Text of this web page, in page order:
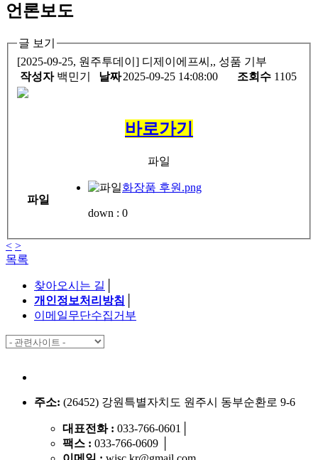
언론보도
글 보기
[2025-09-25, 원주투데이] 디제이에프씨,, 성품 기부
작성자 백민기 날짜 2025-09-25 14:08:00 조회수 1105
바로가기
파일
파일
화장품 후원.png
down : 0
< >
목록
찾아오시는 길
개인정보처리방침
이메일무단수집거부
주소: (26452) 강원특별자치도 원주시 동부순환로 9-6
대표전화 : 033-766-0601
팩스 : 033-766-0609